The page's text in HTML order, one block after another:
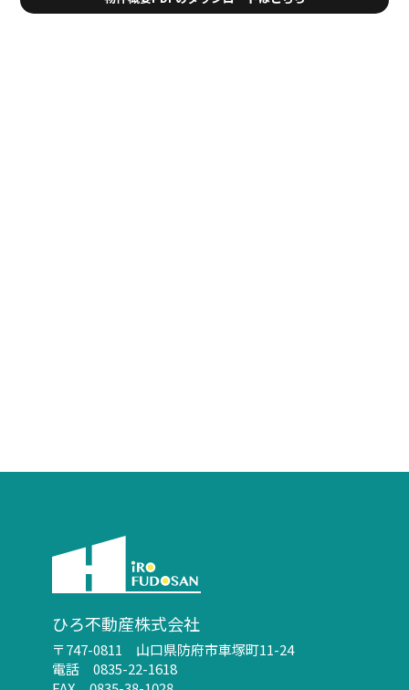
ひろ不動産株式会社
〒747-0811 山口県防府市車塚町11-24
電話 0835-22-1618